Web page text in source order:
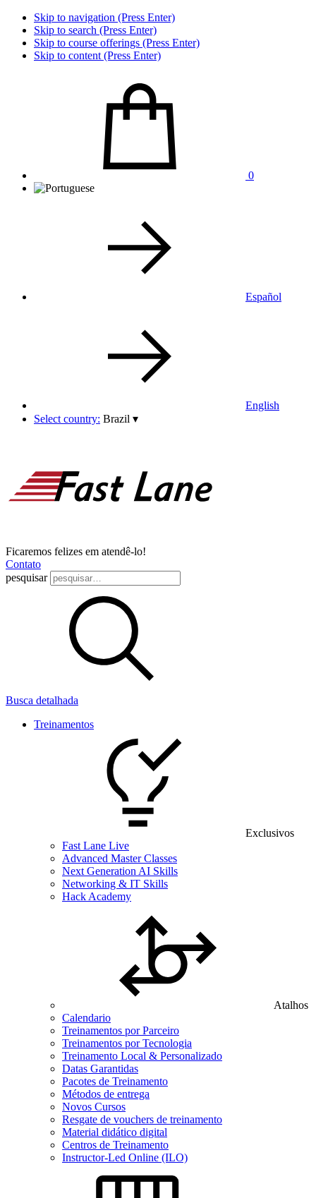
Skip to navigation (Press Enter)
Skip to search (Press Enter)
Skip to course offerings (Press Enter)
Skip to content (Press Enter)
0
Español
English
Select country: Brazil ▾
Ficaremos felizes em atendê-lo!
Contato
pesquisar
Busca detalhada
Treinamentos
Exclusivos
Fast Lane Live
Advanced Master Classes
Next Generation AI Skills
Networking & IT Skills
Hack Academy
Atalhos
Calendario
Treinamentos por Parceiro
Treinamentos por Tecnologia
Treinamento Local & Personalizado
Datas Garantidas
Pacotes de Treinamento
Métodos de entrega
Novos Cursos
Resgate de vouchers de treinamento
Material didático digital
Centros de Treinamento
Instructor-Led Online (ILO)